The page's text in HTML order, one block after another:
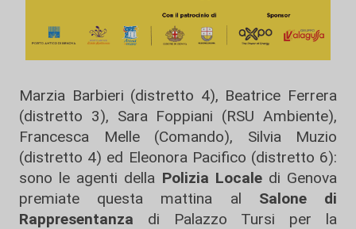
Marzia Barbieri (distretto 4), Beatrice Ferrera
(distretto 3), Sara Foppiani (RSU Ambiente),
Francesca Melle (Comando), Silvia Muzio
(distretto 4) ed Eleonora Pacifico (distretto 6):
sono le agenti della Polizia Localedi Genova
premiate questa mattina al Salone di
Rappresentanza di Palazzo Tursi per la